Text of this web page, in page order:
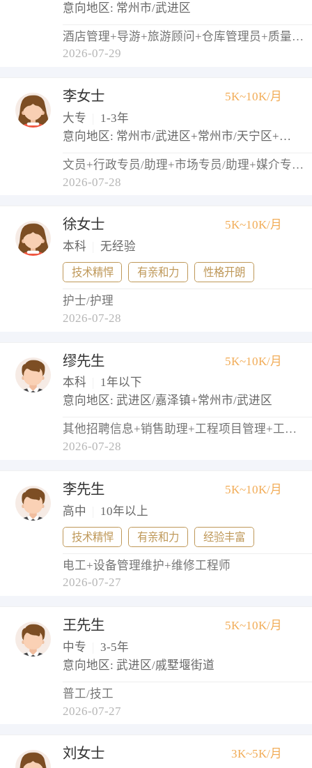
意向地区: 常州市/武进区
酒店管理+导游+旅游顾问+仓库管理员+质量检验员/测试员
2026-07-29
李女士
5K~10K/月
大专
1-3年
意向地区: 常州市/武进区+常州市/天宁区+常州市/钟楼区
文员+行政专员/助理+市场专员/助理+媒介专员/助理
2026-07-28
徐女士
5K~10K/月
本科
无经验
技术精悍 有亲和力 性格开朗
护士/护理
2026-07-28
缪先生
5K~10K/月
本科
1年以下
意向地区: 武进区/嘉泽镇+常州市/武进区
其他招聘信息+销售助理+工程项目管理+工程监理+物业管理员
2026-07-28
李先生
5K~10K/月
高中
10年以上
技术精悍 有亲和力 经验丰富
电工+设备管理维护+维修工程师
2026-07-27
王先生
5K~10K/月
中专
3-5年
意向地区: 武进区/戚墅堰街道
普工/技工
2026-07-27
刘女士
3K~5K/月